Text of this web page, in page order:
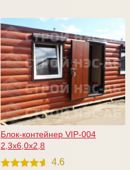
несмотря на возможности
современного рынка, люди
отказываются от такой "красоты" и
пытаются решить данный вопрос
собственными силами.
Блок-контейнер VIP-004
2,3х6,0х2,8
4.6